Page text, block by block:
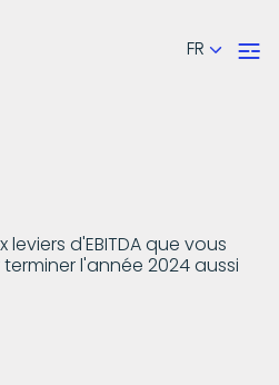
FR
d'EBITDA que vous
l'année 2024 aussi